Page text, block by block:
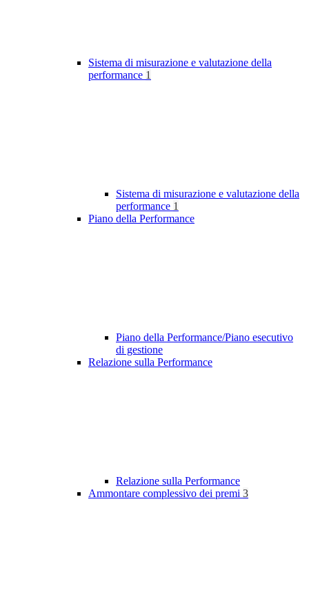
Sistema di misurazione e valutazione della
performance 1
Sistema di misurazione e valutazione della
performance 1
Piano della Performance
Piano della Performance/Piano esecutivo
di gestione
Relazione sulla Performance
Relazione sulla Performance
Ammontare complessivo dei premi 3